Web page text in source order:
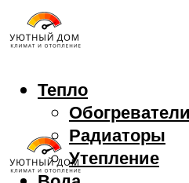
Тепло
Обогреватели
Радиаторы
Утепление